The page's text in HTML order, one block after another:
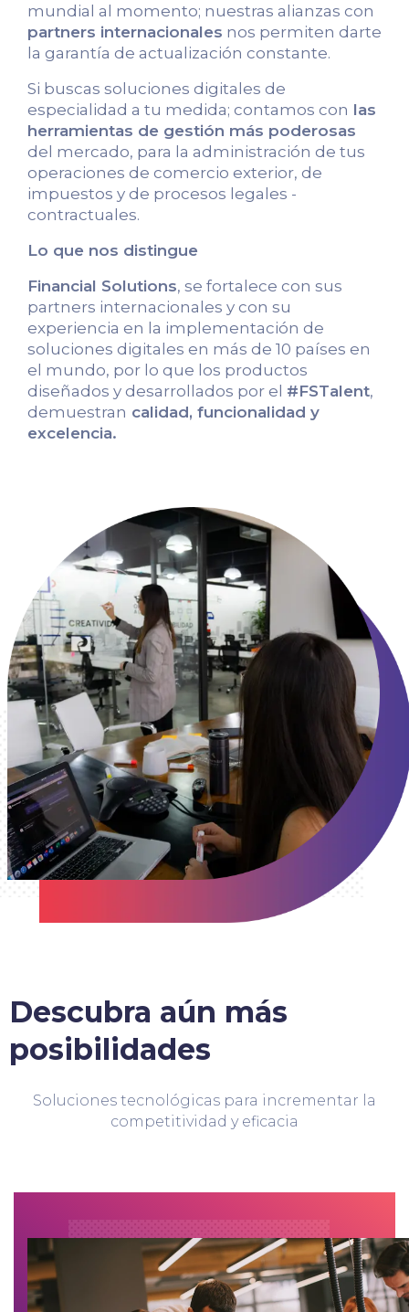
mundial al momento; nuestras alianzas con
partners internacionales nos permiten darte
la garantía de actualización constante.
Si buscas soluciones digitales de
especialidad a tu medida; contamos con las
herramientas de gestión más poderosas
del mercado, para la administración de tus
operaciones de comercio exterior, de
impuestos y de procesos legales -
contractuales.
Lo que nos distingue
Financial Solutions, se fortalece con sus
partners internacionales y con su
experiencia en la implementación de
soluciones digitales en más de 10 países en
el mundo, por lo que los productos
diseñados y desarrollados por el #FSTalent,
demuestran calidad, funcionalidad y
excelencia.
Descubra aún más
posibilidades
Soluciones tecnológicas para incrementar la
competitividad y eficacia